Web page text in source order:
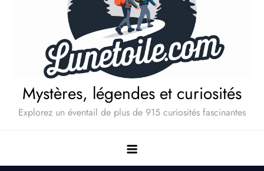
Mystères, légendes et curiosités
Explorez un éventail de plus de 915 curiosités fascinantes